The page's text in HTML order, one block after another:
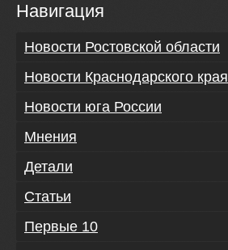
Навигация
Новости Ростовской области
Новости Краснодарского края
Новости юга России
Мнения
Детали
Статьи
Первые 10